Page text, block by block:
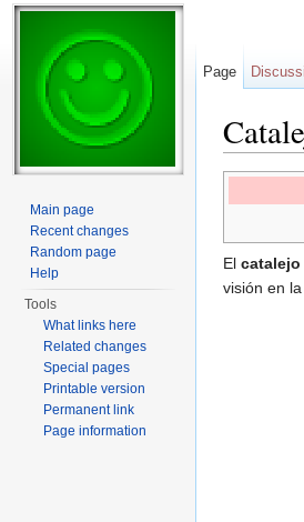
El catalejo
visión en
Page
Main page
Recent changes
Random page
Help
Tools
What links here
Related changes
Special pages
Printable version
Permanent link
Page information